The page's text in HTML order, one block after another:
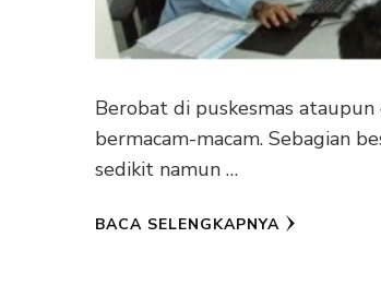
Berobat di puskesmas
bermacam-macam. Sebagian
sedikit namun …
BACA SELENGKAPNYA